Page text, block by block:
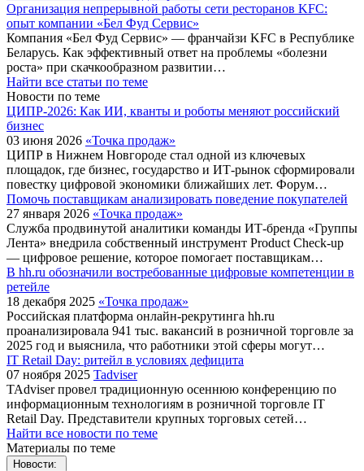
Организация непрерывной работы сети ресторанов KFC:
опыт компании «Бел Фуд Сервис»
Компания «Бел Фуд Сервис» — франчайзи KFC в Республике
Беларусь. Как эффективный ответ на проблемы «болезни
роста» при скачкообразном развитии…
Найти все статьи по теме
Новости по теме
ЦИПР-2026: Как ИИ, кванты и роботы меняют российский
бизнес
03 июня 2026 «Точка продаж»
ЦИПР в Нижнем Новгороде стал одной из ключевых
площадок, где бизнес, государство и ИТ-рынок сформировали
повестку цифровой экономики ближайших лет. Форум…
Помочь поставщикам анализировать поведение покупателей
27 января 2026 «Точка продаж»
Служба продвинутой аналитики команды ИТ-бренда «Группы
Лента» внедрила собственный инструмент Product Check-up
— цифровое решение, которое помогает поставщикам…
В hh.ru обозначили востребованные цифровые компетенции в
ретейле
18 декабря 2025 «Точка продаж»
Российская платформа онлайн-рекрутинга hh.ru
проанализировала 941 тыс. вакансий в розничной торговле за
2025 год и выяснила, что работники этой сферы могут…
IT Retail Day: ритейл в условиях дефицита
07 ноября 2025 Tadviser
TAdviser провел традиционную осеннюю конференцию по
информационным технологиям в розничной торговле IT
Retail Day. Представители крупных торговых сетей…
Найти все новости по теме
Материалы по теме
Новости: